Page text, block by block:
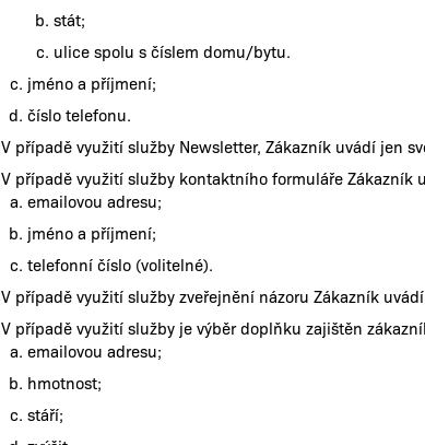
stát;
ulice spolu s číslem domu/bytu.
jméno a příjmení;
číslo telefonu.
V případě využití služby Newsletter, Zákazník uvádí jen
V případě využití služby kontaktního formuláře Zákazník
emailovou adresu;
jméno a příjmení;
telefonní číslo (volitelné).
V případě využití služby zveřejnění názoru Zákazník
V případě využití služby je výběr doplňku zajištěn
emailovou adresu;
hmotnost;
stáří;